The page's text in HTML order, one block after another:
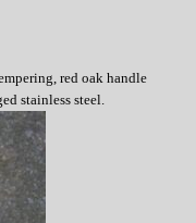
red oak handle
stainless steel.